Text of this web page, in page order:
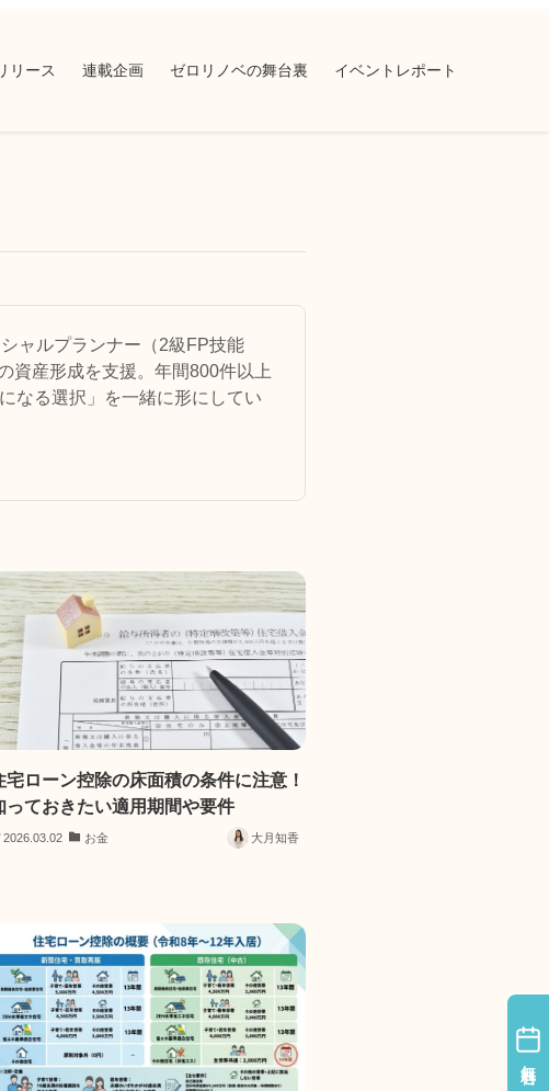
リース 連載企画 ゼロリノベの舞台裏 イベントレポート
ャルプランナー（2級FP技能
資産形成を支援。年間800件以上
なる選択」を一緒に形にしてい
宅ローン控除の床面積の条件に注意！
っておきたい適用期間や要件
2026.03.02 お金 大月知香